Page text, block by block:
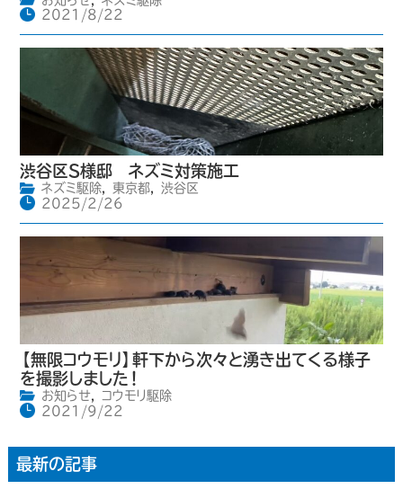
2021/8/22
渋谷区S様邸 ネズミ対策施工
ネズミ駆除, 東京都,
渋谷区
2025/2/26
【無限コウモリ】軒下から次々と湧き出てくる様子
を撮影しました！
お知らせ,
コウモリ駆除
2021/9/22
最新の記事